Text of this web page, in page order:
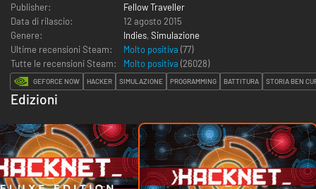
Publisher:
Fellow Traveller
Data di rilascio:
12 agosto 2015
Genere:
Indies, Simulazione
Ultime recensioni Steam:
Molto positiva (77)
Tutte le recensioni Steam:
Molto positiva (26028)
GEFORCE NOW HACKER SIMULAZIONE PROGRAMMING BATTITURA STORIA BEN
Edizioni